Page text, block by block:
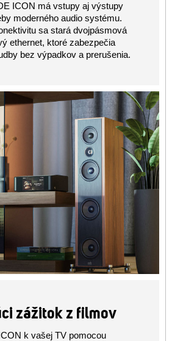
ICON má vstupy aj výstupy
moderného audio systému.
sa stará dvojpásmová
ethernet, ktoré zabezpečia
bez výpadkov a prerušenia.
zážitok z filmov
k vašej TV pomocou